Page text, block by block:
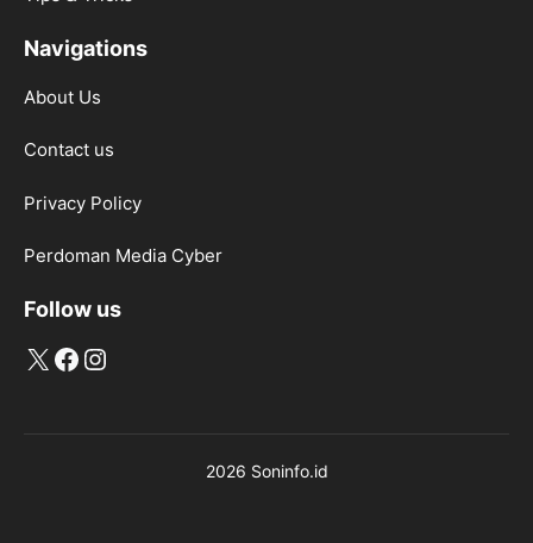
Navigations
About Us
Contact us
Privacy Policy
Perdoman Media Cyber
Follow us
X Facebook
Instagram
2026 Soninfo.id